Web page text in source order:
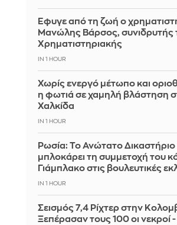
Έφυγε από τη ζωή ο
Μανώλης Βάρσος, συνιδρυτής
Χρηματιστηριακής
IN 1 HOUR
Χωρίς ενεργό μέτωπο και
η φωτιά σε χαμηλή βλάστηση
Χαλκίδα
IN 1 HOUR
Ρωσία: Το Ανώτατο Δικαστήριο
μπλοκάρει τη συμμετοχή του
Γιάμπλακο στις βουλευτικές
IN 1 HOUR
Σεισμός 7,4 Ρίχτερ στην
Ξεπέρασαν τους 100 οι νεκροί